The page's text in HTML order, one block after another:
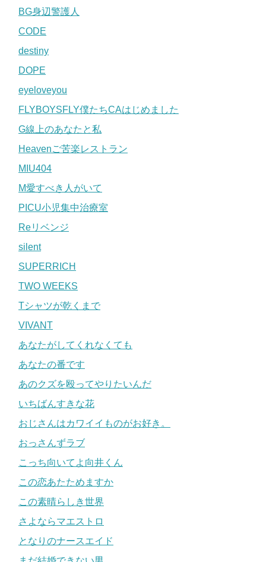
BG身辺警護人
CODE
destiny
DOPE
eyeloveyou
FLYBOYSFLY僕たちCAはじめました
G線上のあなたと私
Heavenご苦楽レストラン
MIU404
M愛すべき人がいて
PICU小児集中治療室
Reリベンジ
silent
SUPERRICH
TWO WEEKS
Tシャツが乾くまで
VIVANT
あなたがしてくれなくても
あなたの番です
あのクズを殴ってやりたいんだ
いちばんすきな花
おじさんはカワイイものがお好き。
おっさんずラブ
こっち向いてよ向井くん
この恋あたためますか
この素晴らしき世界
さよならマエストロ
となりのナースエイド